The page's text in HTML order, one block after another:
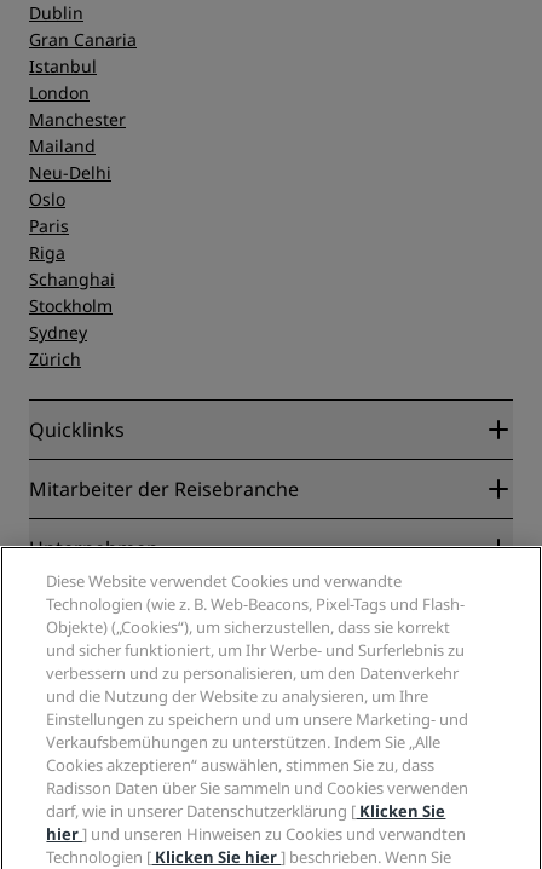
Dublin
Gran Canaria
Istanbul
London
Manchester
Mailand
Neu-Delhi
Oslo
Paris
Riga
Schanghai
Stockholm
Sydney
Zürich
Quicklinks
Radisson Rewards
Blog
Neue und aufstrebende Hotels
Radisson Hotels APP
„Sports Approved“-Hotels
Familienfreundliche Hotels
Gesundheit & Sicherheit
Mitarbeiter der Reisebranche
Partner
Reisebüros
Unternehmen
Radisson Hotel Group
Medien
Karriere RHG
Karriere PPHE
Karrieren EHL
The Club by RHG
Entwicklungsmöglichkeiten
Responsible Business – Unser Engagement
Einkauf
Rechtliches
Privacy Centre
Rechtliche Hinweise
Radisson Rewards Geschäftsbedingungen
Website-Nutzungsvereinbarung
Digitale Barrierefreiheit
Moderne Sklaverei – Erklärung
Hilfe
Verbrauchermeldungen
Kontakt
FAQ
Inhaltsübersicht
Soziale Medien
Marken von Radisson Hotels
Diese Website verwendet Cookies und verwandte
Technologien (wie z. B. Web-Beacons, Pixel-Tags und Flash-
Objekte) („Cookies“), um sicherzustellen, dass sie korrekt
und sicher funktioniert, um Ihr Werbe- und Surferlebnis zu
verbessern und zu personalisieren, um den Datenverkehr
und die Nutzung der Website zu analysieren, um Ihre
Einstellungen zu speichern und um unsere Marketing- und
Verkaufsbemühungen zu unterstützen. Indem Sie „Alle
Cookies akzeptieren“ auswählen, stimmen Sie zu, dass
Radisson Daten über Sie sammeln und Cookies verwenden
darf, wie in unserer Datenschutzerklärung [ Klicken Sie
hier] und unseren Hinweisen zu Cookies und verwandten
Technologien [ Klicken Sie hier] beschrieben. Wenn Sie